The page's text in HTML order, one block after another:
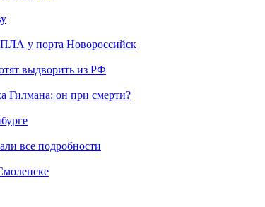
у порта Новороссийск
выдворить из РФ
он при смерти?
все подробности